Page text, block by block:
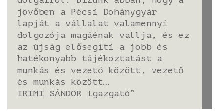
jövőben a Pécsi Dohánygyár
lapját a vállalat valamennyi
dolgozója magáénak vallja, és ez
az újság elősegíti a jobb és
hatékonyabb tájékoztatást a
munkás és vezető között, vezető
és munkás között…
IRIMI SÁNDOR igazgató”